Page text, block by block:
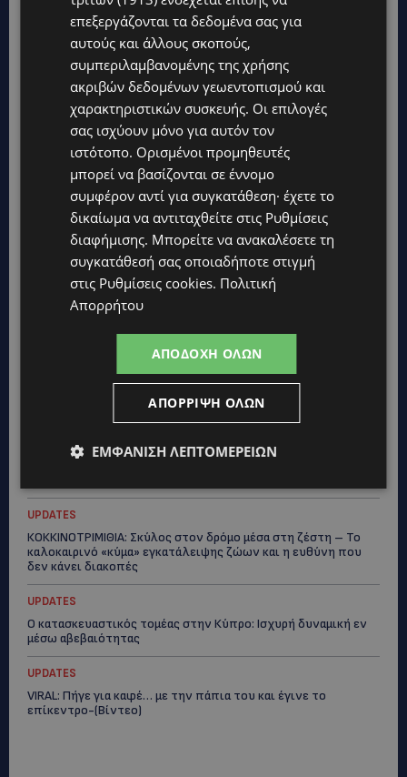
Topics
ΦΟΝΟΣ ΣΤΗΝ ΚΕΡΥΝΕΙΑ: Νεκρός 40χρονος – Επτά συλλήψεις,
ο ένας τραυματισμένος
UPDATES
ΛΑΡΝΑΚΑ: Παράπονα για την πρόσβαση στην παραλία σκύλων
– Πολίτες ζητούν λύσεις για ηλικιωμένους και άτομα με
αναπηρία-(Φώτο)
VIBE NEWS
ποιότητας-τιμής από τη Lidl Κύπρου
ύδρευσης στο κέντρο της Λεμεσού
VIBE NEWS
UPDATES
ΚΟΚΚΙΝΟΤΡΙΜΙΘΙΑ: Σκύλος στον δρόμο μέσα στη ζέστη – Το
καλοκαιρινό «κύμα» εγκατάλειψης ζώων και η ευθύνη που
δεν κάνει διακοπές
UPDATES
Ο κατασκευαστικός τομέας στην Κύπρο: Ισχυρή δυναμική εν
μέσω αβεβαιότητας
UPDATES
VIRAL: Πήγε για καφέ… με την πάπια του και έγινε το
επίκεντρο-(Βίντεο)
επεξεργάζονται τα δεδομένα σας για
αυτούς και άλλους σκοπούς,
συμπεριλαμβανομένης της χρήσης
ακριβών δεδομένων γεωεντοπισμού και
χαρακτηριστικών συσκευής. Οι επιλογές
σας ισχύουν μόνο για αυτόν τον
ιστότοπο. Ορισμένοι προμηθευτές
μπορεί να βασίζονται σε έννομο
συμφέρον αντί για συγκατάθεση· έχετε το
δικαίωμα να αντιταχθείτε στις Ρυθμίσεις
διαφήμισης. Μπορείτε να ανακαλέσετε τη
συγκατάθεσή σας οποιαδήποτε στιγμή
στις Ρυθμίσεις cookies. Πολιτική
Απορρήτου
ΑΠΟΔΟΧΉ ΌΛΩΝ
ΑΠΌΡΡΙΨΗ ΌΛΩΝ
ΕΜΦΆΝΙΣΗ ΛΕΠΤΟΜΕΡΕΙΏΝ